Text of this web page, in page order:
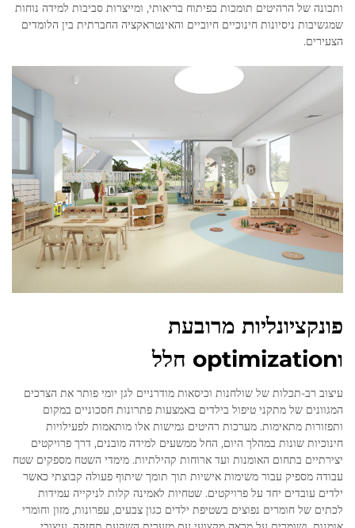
ותכונה של הרהיטים תומכות בפיתוח בריאותי, ומייצרות סביבות למידה נוחות
שמגשיבות ניסיונות חינוכיים חיוביים והאינטראקציה החברתית בין הלומדים
הצעירים.
פונקציונליות מרובעת
וoptimization חלל
עיצוב רב-תכלות של שולחנות וכיסאות מודרניים לגן יומי פותר את הצרכים
המגוונים של מתקני טיפול בילדים באמצעות פתרונות חסכוניים במקום
ותפזורות מתאימות. מערכות רהיטים גמישות אלו מותאמות לפעילויות
חינוכיות שונות במהלך היום, החל ממשעים למידה מובנים, דרך פרויקטים
יצירתיים בתחום האומנות ועד ארוחות קהילתיות. מימדי השטח מספקים שטח
עבודה מספיק עבור משימות אישיות תוך תומך שיתוף פעולה קבוצתי כאשר
ילדים עובדים יחד על פרויקטים. שטחיות לאמינה קלות לניקייה עמידות
לכתים של חומרים נפוצים בשטיפת ילדים כגון צבעים, עפרונות, מזון וחומרי